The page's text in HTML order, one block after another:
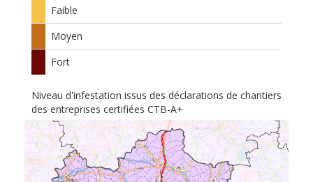
Faible
Moyen
Fort
Niveau d'infestation issus des déclarations de chantiers
des entreprises certifiées CTB-A+